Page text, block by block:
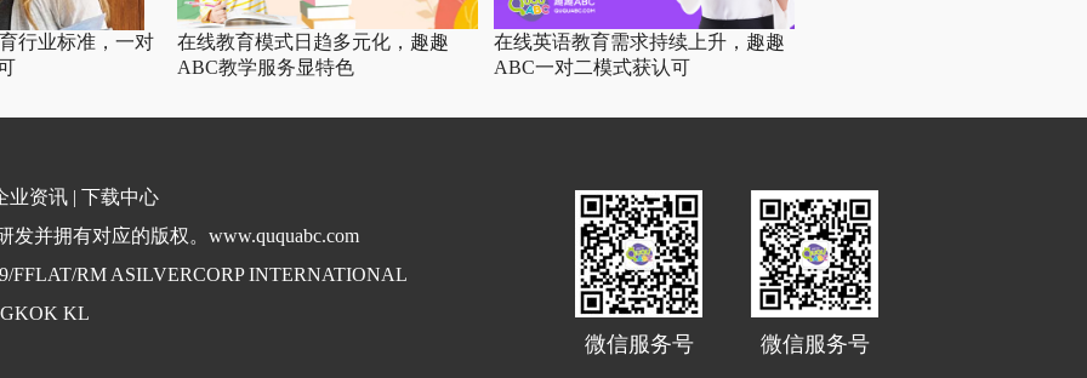
行业标准，一对
在线教育模式日趋多元化，趣趣
ABC教学服务显特色
在线英语教育需求持续上升，趣趣
ABC一对二模式获认可
业资讯 | 下载中心
并拥有对应的版权。www.ququabc.com
FFLAT/RM ASILVERCORP INTERNATIONAL
KL
微信服务号 微信服务号